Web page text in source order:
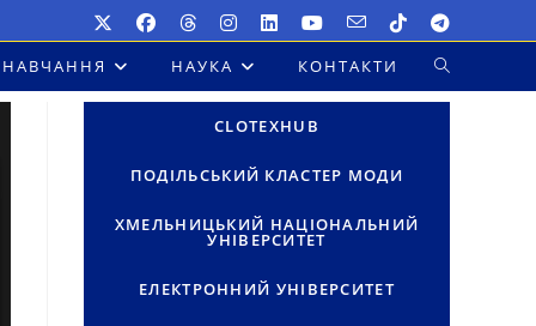
НАВЧАННЯ НАУКА КОНТАКТИ
CLOTEXHUB
ПОДІЛЬСЬКИЙ КЛАСТЕР МОДИ
ХМЕЛЬНИЦЬКИЙ НАЦІОНАЛЬНИЙ
УНІВЕРСИТЕТ
ЕЛЕКТРОННИЙ УНІВЕРСИТЕТ